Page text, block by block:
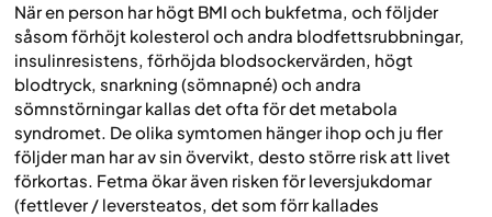
När en person har högt BMI och bukfetma, och följder
såsom förhöjt kolesterol och andra blodfettsrubbningar,
insulinresistens, förhöjda blodsockervärden, högt
blodtryck, snarkning (sömnapné) och andra
sömnstörningar kallas det ofta fördet metabola
syndromet. De olika symtomen hänger ihop och ju fler
följder man har av sin övervikt, desto större risk att livet
förkortas. Fetma ökar även risken för leversjukdomar
(fettlever / leversteatos, det som förr kallades